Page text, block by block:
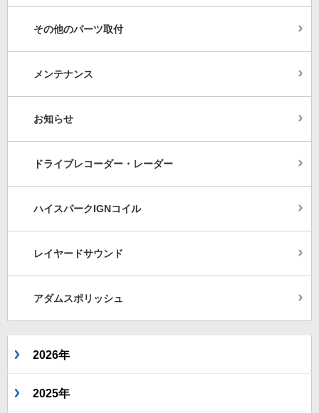
その他のパーツ取付
メンテナンス
お知らせ
ドライブレコーダー・レーダー
ハイスパークIGNコイル
レイヤードサウンド
アダムスポリッシュ
2026年
2025年